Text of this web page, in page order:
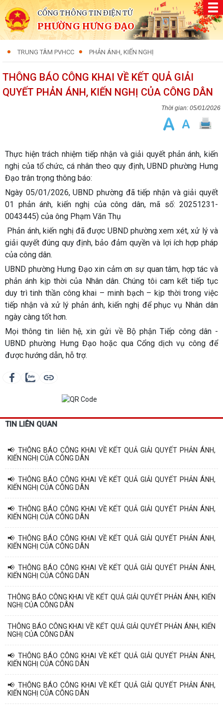
CỔNG THÔNG TIN ĐIỆN TỬ
PHƯỜNG HƯNG ĐẠO
TRUNG TÂM PVHCC PHẢN ÁNH, KIẾN NGHỊ
THÔNG BÁO CÔNG KHAI VỀ KẾT QUẢ GIẢI
QUYẾT PHẢN ÁNH, KIẾN NGHỊ CỦA CÔNG DÂN
05/01/2026
Thực hiện trách nhiệm tiếp nhận và giải quyết phản ánh, kiến
nghị của tổ chức, cá nhân theo quy định, UBND phường Hưng
Đạo trân trọng thông báo:
Ngày 05/01/2026, UBND phường đã tiếp nhận và giải quyết
01 phản ánh, kiến nghị của công dân, mã số: 20251231-
0043445) của ông Phạm Văn Thụ
Phản ánh, kiến nghị đã được UBND phường xem xét, xử lý và
giải quyết đúng quy định, bảo đảm quyền và lợi ích hợp pháp
của công dân.
UBND phường Hưng Đạo xin cảm ơn sự quan tâm, hợp tác và
phản ánh kịp thời của Nhân dân. Chúng tôi cam kết tiếp tục
duy trì tinh thần công khai – minh bạch – kịp thời trong việc
tiếp nhận và xử lý phản ánh, kiến nghị để phục vụ Nhân dân
ngày càng tốt hơn.
Mọi thông tin liên hệ, xin gửi về Bộ phận Tiếp công dân -
UBND phường Hưng Đạo hoặc qua Cổng dịch vụ công để
được hướng dẫn, hỗ trợ.
TIN LIÊN QUAN
📢 THÔNG BÁO CÔNG KHAI VỀ KẾT QUẢ GIẢI QUYẾT PHẢN ÁNH,
KIẾN NGHỊ CỦA CÔNG DÂN
📢 THÔNG BÁO CÔNG KHAI VỀ KẾT QUẢ GIẢI QUYẾT PHẢN ÁNH,
KIẾN NGHỊ CỦA CÔNG DÂN
📢 THÔNG BÁO CÔNG KHAI VỀ KẾT QUẢ GIẢI QUYẾT PHẢN ÁNH,
KIẾN NGHỊ CỦA CÔNG DÂN
📢 THÔNG BÁO CÔNG KHAI VỀ KẾT QUẢ GIẢI QUYẾT PHẢN ÁNH,
KIẾN NGHỊ CỦA CÔNG DÂN
📢 THÔNG BÁO CÔNG KHAI VỀ KẾT QUẢ GIẢI QUYẾT PHẢN ÁNH,
KIẾN NGHỊ CỦA CÔNG DÂN
THÔNG BÁO CÔNG KHAI VỀ KẾT QUẢ GIẢI QUYẾT PHẢN ÁNH, KIẾN
NGHỊ CỦA CÔNG DÂN
THÔNG BÁO CÔNG KHAI VỀ KẾT QUẢ GIẢI QUYẾT PHẢN ÁNH, KIẾN
NGHỊ CỦA CÔNG DÂN
📢 THÔNG BÁO CÔNG KHAI VỀ KẾT QUẢ GIẢI QUYẾT PHẢN ÁNH,
KIẾN NGHỊ CỦA CÔNG DÂN
📢 THÔNG BÁO CÔNG KHAI VỀ KẾT QUẢ GIẢI QUYẾT PHẢN ÁNH,
KIẾN NGHỊ CỦA CÔNG DÂN